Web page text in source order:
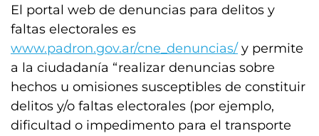
El portal web de denuncias para delitos y
faltas electorales es
www.padron.gov.ar/cne_denuncias/ y permite
a la ciudadanía “realizar denuncias sobre
hechos u omisiones susceptibles de constituir
delitos y/o faltas electorales (por ejemplo,
dificultad o impedimento para el transporte